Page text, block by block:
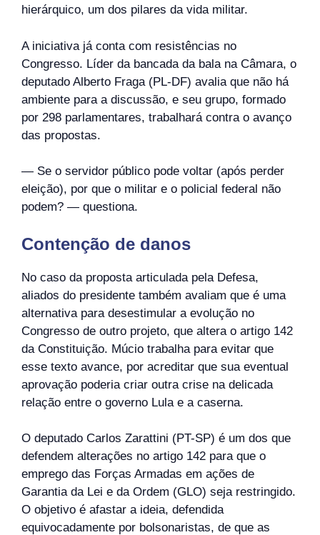
hierárquico, um dos pilares da vida militar.
A iniciativa já conta com resistências no
Congresso. Líder da bancada da bala na Câmara, o
deputado Alberto Fraga (PL-DF) avalia que não há
ambiente para a discussão, e seu grupo, formado
por 298 parlamentares, trabalhará contra o avanço
das propostas.
— Se o servidor público pode voltar (após perder
eleição), por que o militar e o policial federal não
podem? — questiona.
Contenção de danos
No caso da proposta articulada pela Defesa,
aliados do presidente também avaliam que é uma
alternativa para desestimular a evolução no
Congresso de outro projeto, que altera o artigo 142
da Constituição. Múcio trabalha para evitar que
esse texto avance, por acreditar que sua eventual
aprovação poderia criar outra crise na delicada
relação entre o governo Lula e a caserna.
O deputado Carlos Zarattini (PT-SP) é um dos que
defendem alterações no artigo 142 para que o
emprego das Forças Armadas em ações de
Garantia da Lei e da Ordem (GLO) seja restringido.
O objetivo é afastar a ideia, defendida
equivocadamente por bolsonaristas, de que as